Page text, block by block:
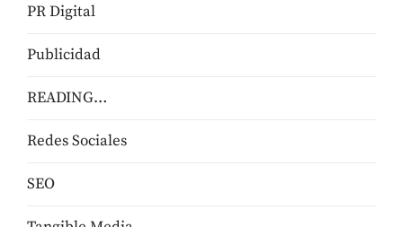
PR Digital
Publicidad
READING…
Redes Sociales
SEO